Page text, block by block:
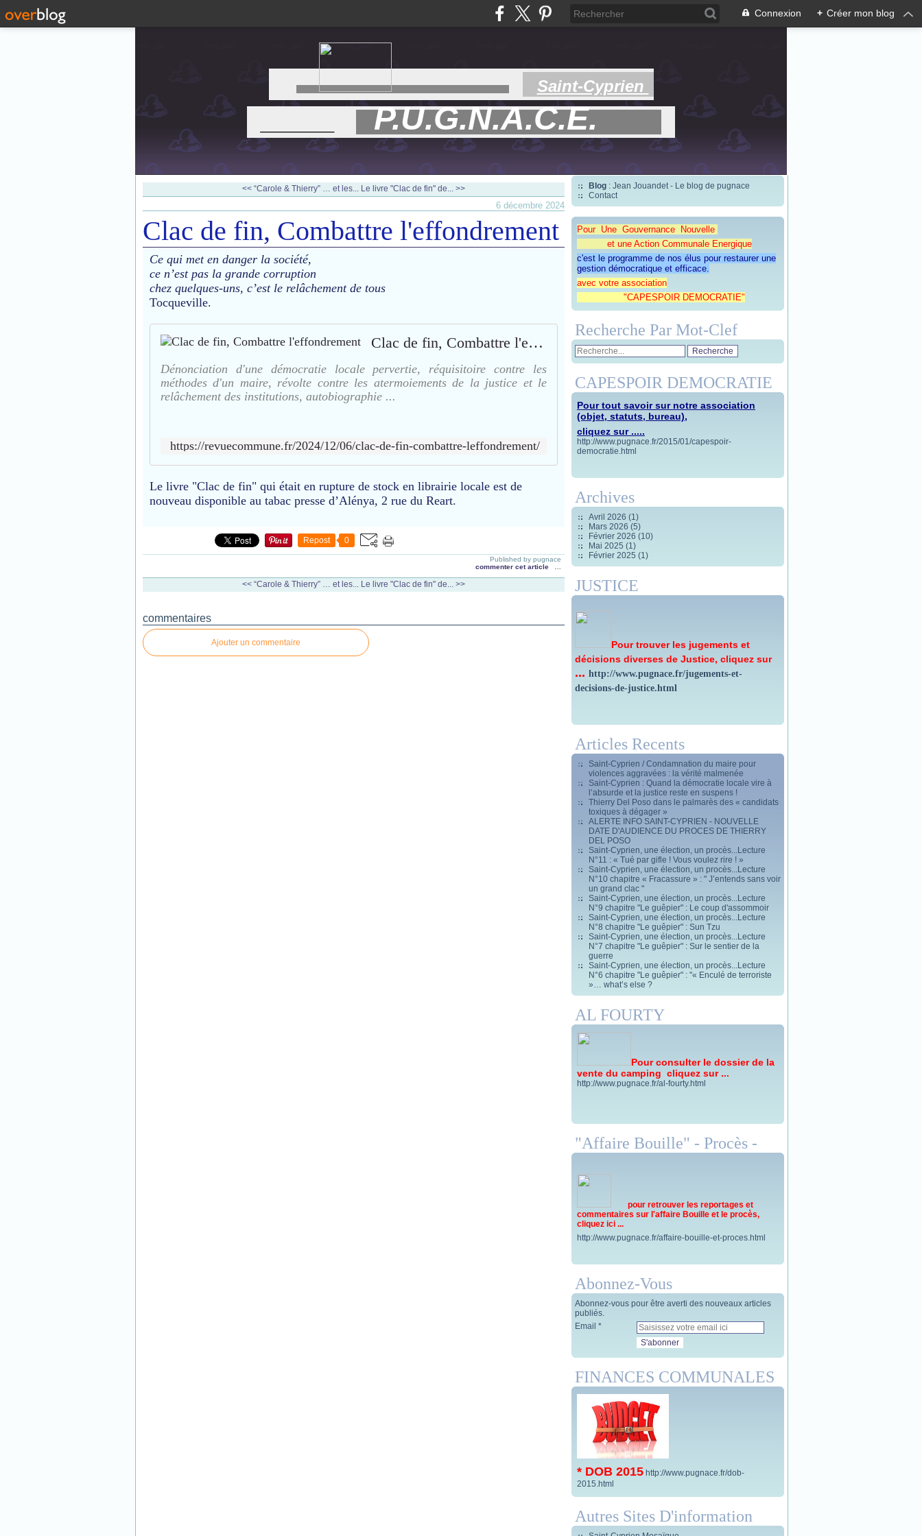
Connexion + Créer mon blog
Saint-Cyprien
P.U.G.N.A.C.E.
<< “Carole & Thierry” … et les... Le livre "Clac de fin" de... >>
6 décembre 2024
Clac de fin, Combattre l'effondrement
Ce qui met en danger la société,
ce n’est pas la grande corruption
chez quelques-uns, c’est le relâchement de tous
Tocqueville.
Clac de fin, Combattre l'effondrement
Dénonciation d'une démocratie locale pervertie, réquisitoire contre les
méthodes d'un maire, révolte contre les atermoiements de la justice et le
relâchement des institutions, autobiographie ...
https://revuecommune.fr/2024/12/06/clac-de-fin-combattre-leffondrement/
Le livre "Clac de fin" qui était en rupture de stock en librairie locale est de
nouveau disponible au tabac presse d’Alénya, 2 rue du Reart.
Repost 0
Published by pugnace
commenter cet article
<< “Carole & Thierry” … et les... Le livre "Clac de fin" de... >>
commentaires
Ajouter un commentaire
Blog : Jean Jouandet - Le blog de pugnace
Contact
Pour Une Gouvernance Nouvelle
et une Action Communale Energique
c'est le programme de nos élus pour restaurer une
gestion démocratique et efficace.
avec votre association
"CAPESPOIR DEMOCRATIE"
Recherche Par Mot-Clef
CAPESPOIR DEMOCRATIE
Pour tout savoir sur notre association
(objet, statuts, bureau),
cliquez sur .....
http://www.pugnace.fr/2015/01/capespoir-
democratie.html
Archives
Avril 2026 (1)
Mars 2026 (5)
Février 2026 (10)
Mai 2025 (1)
Février 2025 (1)
JUSTICE
Pour trouver les jugements et
décisions diverses de Justice, cliquez sur
... http://www.pugnace.fr/jugements-et-
decisions-de-justice.html
Articles Recents
Saint-Cyprien / Condamnation du maire pour
violences aggravées : la vérité malmenée
Saint-Cyprien : Quand la démocratie locale vire à
l’absurde et la justice reste en suspens !
Thierry Del Poso dans le palmarès des « candidats
toxiques à dégager »
ALERTE INFO SAINT-CYPRIEN - NOUVELLE
DATE D'AUDIENCE DU PROCES DE THIERRY
DEL POSO
Saint-Cyprien, une élection, un procès...Lecture
N°11 : « Tué par gifle ! Vous voulez rire ! »
Saint-Cyprien, une élection, un procès...Lecture
N°10 chapitre « Fracassure » : " J’entends sans voir
un grand clac "
Saint-Cyprien, une élection, un procès...Lecture
N°9 chapitre "Le guêpier" : Le coup d'assommoir
Saint-Cyprien, une élection, un procès...Lecture
N°8 chapitre "Le guêpier" : Sun Tzu
Saint-Cyprien, une élection, un procès...Lecture
N°7 chapitre "Le guêpier" : Sur le sentier de la
guerre
Saint-Cyprien, une élection, un procès...Lecture
N°6 chapitre "Le guêpier" : "« Enculé de terroriste
»… what’s else ?
AL FOURTY
Pour consulter le dossier de la
vente du camping cliquez sur ...
http://www.pugnace.fr/al-fourty.html
"Affaire Bouille" - Procès -
pour retrouver les reportages et
commentaires sur l'affaire Bouille et le procès,
cliquez ici ...
http://www.pugnace.fr/affaire-bouille-et-proces.html
Abonnez-Vous
Abonnez-vous pour être averti des nouveaux articles
publiés.
Email
FINANCES COMMUNALES
* DOB 2015 http://www.pugnace.fr/dob-
2015.html
Autres Sites D'information